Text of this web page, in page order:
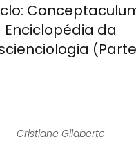
Enciclopédia da
Cristiane Gilaberte